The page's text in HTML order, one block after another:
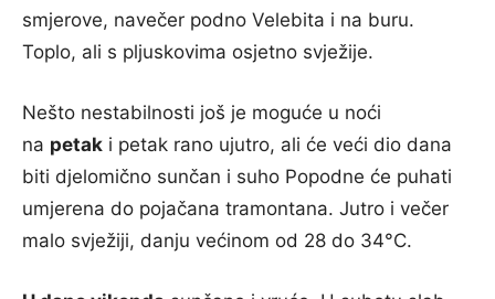
smjerove, navečer podno Velebita i na buru.
Toplo, ali s pljuskovima osjetno svježije.
Nešto nestabilnosti još je moguće u noći
na petak i petak rano ujutro, ali će veći dio dana
biti djelomično sunčan i suho Popodne će puhati
umjerena do pojačana tramontana. Jutro i večer
malo svježiji, danju većinom od 28 do 34°C.